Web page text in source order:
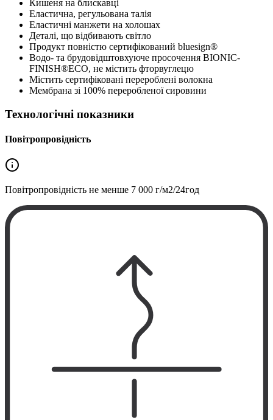
Кишеня на блискавці
Еластична, регульована талія
Еластичні манжети на холошах
Деталі, що відбивають світло
Продукт повністю сертифікований bluesign®
Водо- та брудовідштовхуюче просочення BIONIC-
FINISH®ECO, не містить фторвуглецю
Містить сертифіковані перероблені волокна
Мембрана зі 100% переробленої сировини
Технологічні показники
Повітропровідність
Повітропровідність не менше 7 000 г/м2/24год